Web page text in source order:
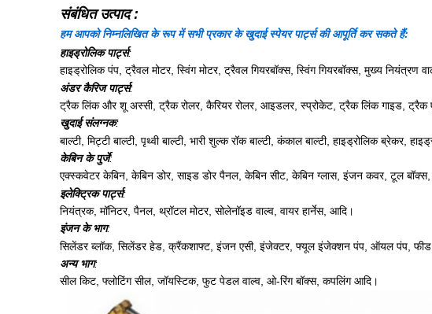
संबंधित उत्पाद :
हम आपको निम्नलिखित के रूप में सभी प्रकार के खुदाई स्पेयर पार्ट्स की आपूर्ति कर सकते हैं:
हाइड्रोलिक पार्ट्स:
हाइड्रोलिक पंप, ट्रैवल मोटर, स्विंग मोटर, ट्रैवल गियरबॉक्स, स्विंग गियरबॉक्स, मुख्य नियंत्रण
अंडर कैरिज पार्ट्स:
ट्रैक लिंक और शू अस्सी, ट्रैक रोलर, कैरियर रोलर, आइडलर, स्प्रोकेट, ट्रैक लिंक गाइड,
खुदाई संलग्नक:
बाल्टी, मिट्टी बाल्टी, पृथ्वी बाल्टी, भारी शुल्क रॉक बाल्टी, कंकाल बाल्टी, हाइड्रोलिक ब्रेकर,
केबिन के पुर्जे:
एक्स्कवेटर केबिन, केबिन डोर, साइड डोर पैनल, केबिन सीट, केबिन ग्लास, इंजन कवर, टूल
इलेक्ट्रिक पार्ट्स:
नियंत्रक, मॉनिटर, पैनल, थ्रॉटल मोटर, सोलेनॉइड वाल्व, वायर हार्नेस, आदि।
इंजन के भाग:
सिलेंडर ब्लॉक, सिलेंडर हेड, क्रैंकशाफ्ट, इंजन एसी, इंजेक्टर, फ्यूल इंजेक्शन पंप, ऑयल पंप, फीड
अन्य भाग:
सील किट, फ्लोटिंग सील, जॉयस्टिक, फुट पेडल वाल्व, ओ-रिंग बॉक्स, कपलिंग आदि।